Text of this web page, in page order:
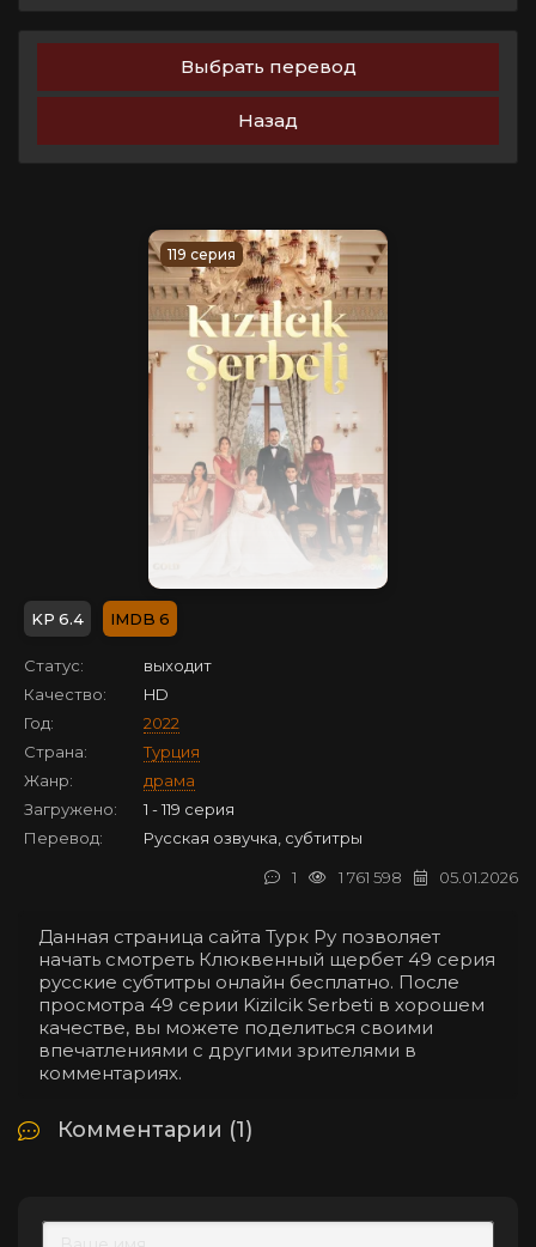
Выбрать перевод
Назад
119 серия
6.4 6
Статус:
выходит
Качество:
HD
Год:
2022
Страна:
Турция
Жанр:
драма
Загружено:
1 - 119 серия
Перевод:
Русская озвучка, субтитры
05.01.2026
1 761 598
1
Данная страница сайта Турк Ру позволяет
начать смотреть Клюквенный щербет 49 серия
русские субтитры онлайн бесплатно. После
просмотра 49 серии Kizilcik Serbeti в хорошем
качестве, вы можете поделиться своими
впечатлениями с другими зрителями в
комментариях.
Комментарии (1)